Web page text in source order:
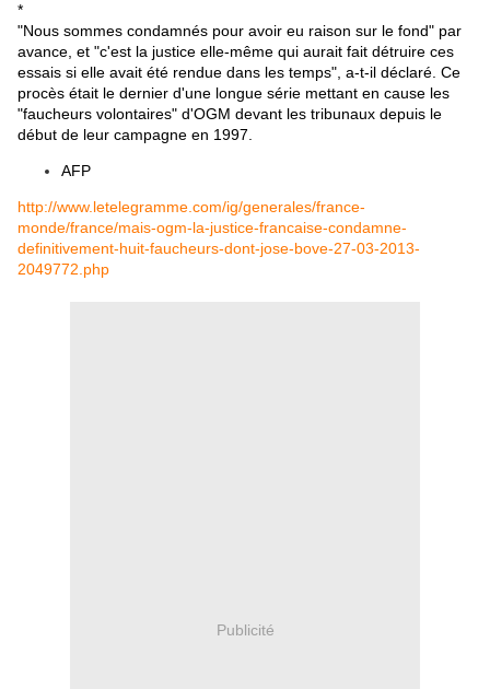
*
"Nous sommes condamnés pour avoir eu raison sur le fond" par
avance, et "c'est la justice elle-même qui aurait fait détruire ces
essais si elle avait été rendue dans les temps", a-t-il déclaré. Ce
procès était le dernier d'une longue série mettant en cause les
"faucheurs volontaires" d'OGM devant les tribunaux depuis le
début de leur campagne en 1997.
AFP
http://www.letelegramme.com/ig/generales/france-
monde/france/mais-ogm-la-justice-francaise-condamne-
definitivement-huit-faucheurs-dont-jose-bove-27-03-2013-
2049772.php
Publicité